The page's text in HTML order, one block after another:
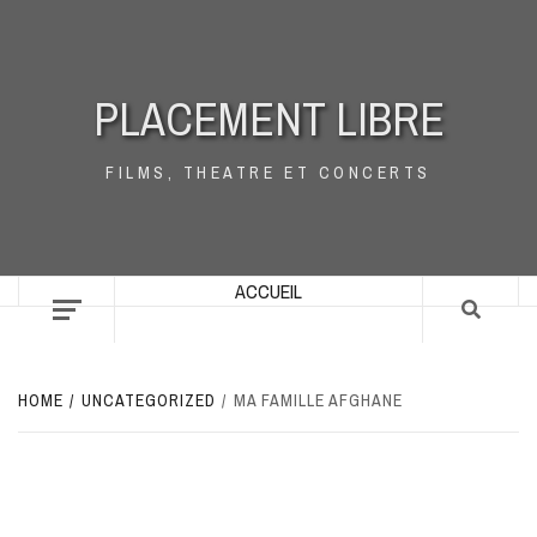
PLACEMENT LIBRE
FILMS, THEATRE ET CONCERTS
ACCUEIL
HOME UNCATEGORIZED MA FAMILLE AFGHANE